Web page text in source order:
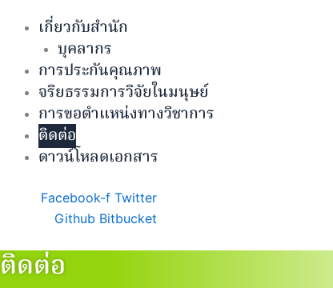
เกี่ยวกับสำนัก
บุคลากร
การประกันคุณภาพ
จริยธรรมการวิจัยในมนุษย์
การขอตำแหน่งทางวิชาการ
ติดต่อ
ดาวน์โหลดเอกสาร
Facebook-f Twitter
Github Bitbucket
ติดต่อ